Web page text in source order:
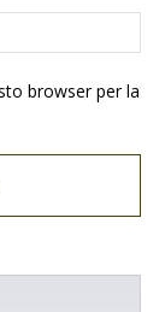
browser per la